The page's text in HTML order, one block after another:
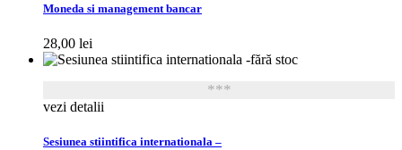
Moneda si management bancar
28,00 lei
fără stoc
***
vezi detalii
Sesiunea stiintifica internationala –